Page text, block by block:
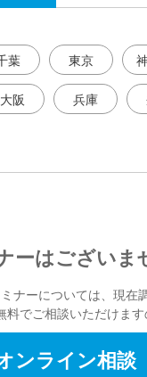
葉 東京
大阪 兵庫
ーはございま
ナーについては、現在
料でご相談いただけます
ンライン相談